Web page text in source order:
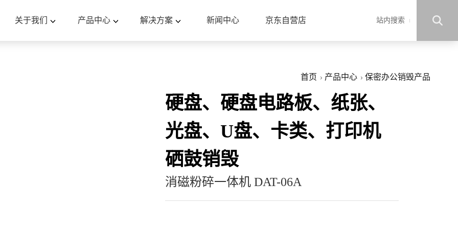
站内搜索
关于我们 产品中心 解决方案 新闻中心 京东自营店
首页 产品中心 保密办公销毁产品
硬盘、硬盘电路板、纸张、
光盘、U盘、卡类、打印机
硒鼓销毁
消磁粉碎一体机 DAT-06A